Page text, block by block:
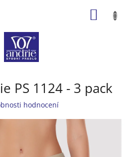
PS 1124 - 3 pack
hodnocení